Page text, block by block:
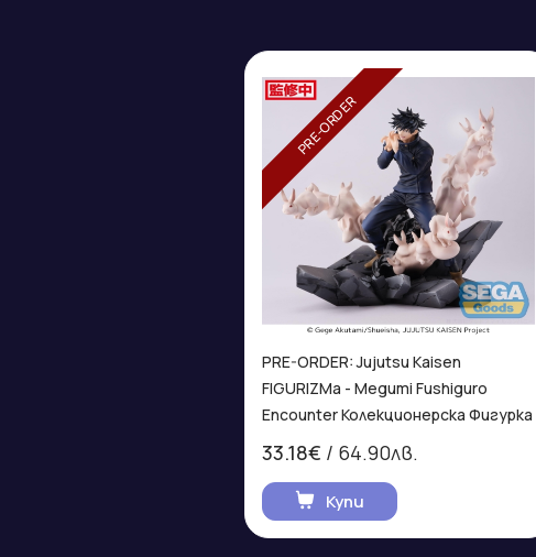
PRE-ORDER
PRE-ORDER: Jujutsu Kaisen
FIGURIZMa - Megumi Fushiguro
Encounter Колекционерска Фигурка
33.18€ / 64.90лв.
Купи